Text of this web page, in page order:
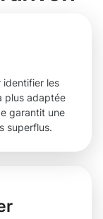
identifier les
plus adaptée
garantit une
superflus.